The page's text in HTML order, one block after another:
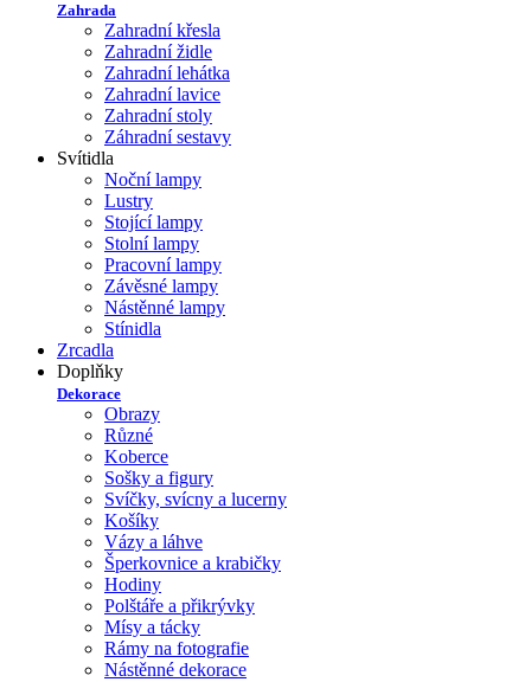
Zahrada
Zahradní křesla
Zahradní židle
Zahradní lehátka
Zahradní lavice
Zahradní stoly
Záhradní sestavy
Svítidla
Noční lampy
Lustry
Stojící lampy
Stolní lampy
Pracovní lampy
Závěsné lampy
Nástěnné lampy
Stínidla
Zrcadla
Doplňky
Dekorace
Obrazy
Různé
Koberce
Sošky a figury
Svíčky, svícny a lucerny
Košíky
Vázy a láhve
Šperkovnice a krabičky
Hodiny
Polštáře a přikrývky
Mísy a tácky
Rámy na fotografie
Nástěnné dekorace